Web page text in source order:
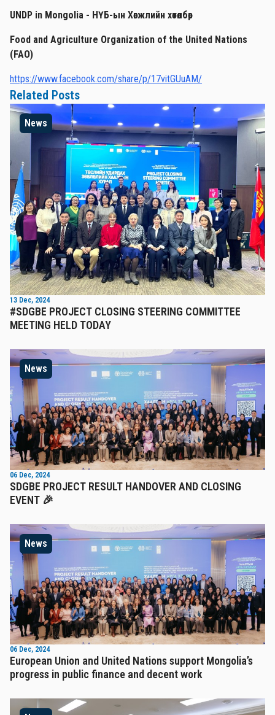
UNDP in Mongolia - НҮБ-ын Хөгжлийн хөтөлбөр
Food and Agriculture Organization of the United Nations
(FAO)
https://www.facebook.com/share/p/17vitGUuAM/
Related Posts
News
13 Dec, 2024
#SDGBE PROJECT CLOSING STEERING COMMITTEE
MEETING HELD TODAY
News
06 Dec, 2024
SDGBE PROJECT RESULT HANDOVER AND CLOSING
EVENT 🎉
News
06 Dec, 2024
European Union and United Nations support Mongolia’s
progress in public finance and decent work